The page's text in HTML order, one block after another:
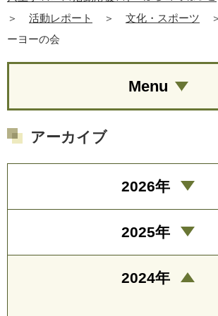
＞
活動レポート ＞ 文化・スポーツ ＞
ーヨーの会
Menu
アーカイブ
2026年
2025年
2024年